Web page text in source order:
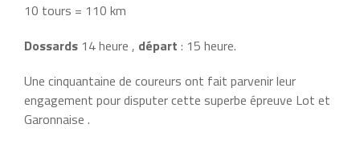
10 tours = 110 km
Dossards 14 heure , départ : 15 heure.
Une cinquantaine de coureurs ont fait parvenir leur
engagement pour disputer cette superbe épreuve Lot et
Garonnaise .